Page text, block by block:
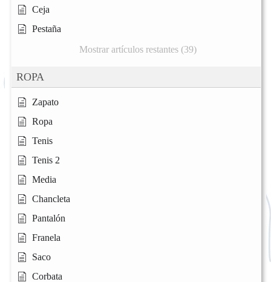
Ceja
Pestaña
Mostrar artículos restantes (39)
ROPA
Zapato
Ropa
Tenis
Tenis 2
Media
Chancleta
Pantalón
Franela
Saco
Corbata